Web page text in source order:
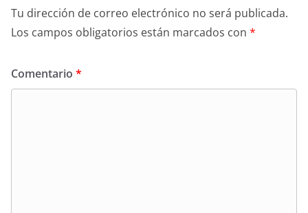
Tu dirección de correo electrónico no será publicada.
Los campos obligatorios están marcados con *
Comentario *